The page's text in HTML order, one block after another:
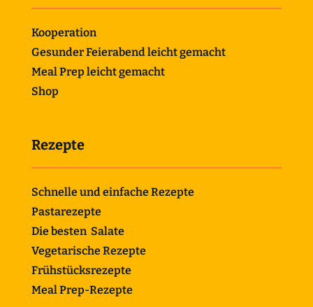
Kooperation
Gesunder Feierabend leicht gemacht
Meal Prep leicht gemacht
Shop
Rezepte
Schnelle und einfache Rezepte
Pastarezepte
Die besten Salate
Vegetarische Rezepte
Frühstücksrezepte
Meal Prep-Rezepte